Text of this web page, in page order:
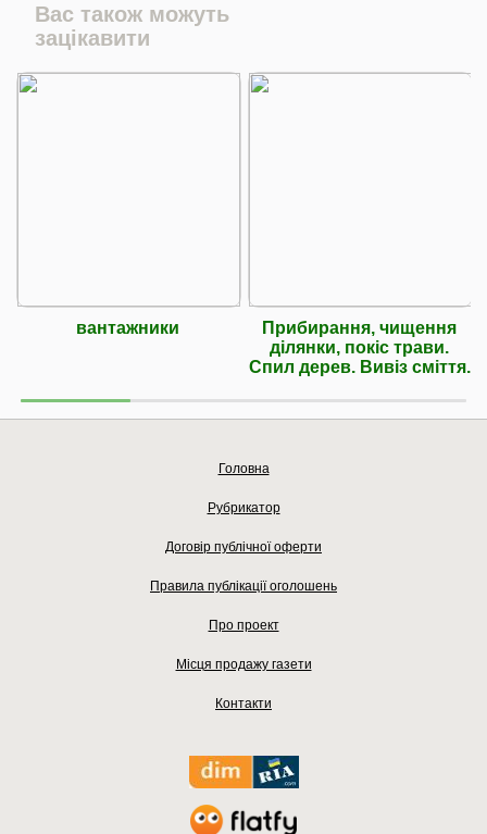
Вас також можуть
зацікавити
вантажники
Прибирання, чищення
ділянки, покіс трави.
Спил дерев. Вивіз сміття.
Головна
Рубрикатор
Договір публічної оферти
Правила публікації оголошень
Про проект
Місця продажу газети
Контакти